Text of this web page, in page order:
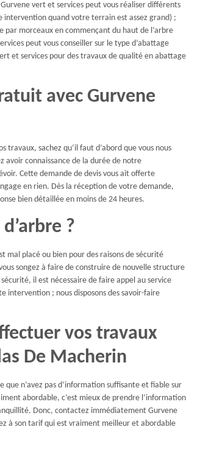
vert et services peut vous réaliser différents
intervention quand votre terrain est assez grand) ;
morceaux en commençant du haut de l’arbre
peut vous conseiller sur le type d’abattage
et services pour des travaux de qualité en abattage
avec Gurvene
sachez qu’il faut d’abord que vous nous
avoir connaissance de la durée de notre
Cette demande de devis vous ait offerte
en rien. Dès la réception de votre demande,
bien détaillée en moins de 24 heures.
?
mal placé ou bien pour des raisons de sécurité
songez à faire de construire de nouvelle structure
il est nécessaire de faire appel au service
intervention ; nous disposons des savoir-faire
vos travaux
De Macherin
que n’avez pas d’information suffisante et fiable sur
abordable, c’est mieux de prendre l’information
Donc, contactez immédiatement Gurvene
à son tarif qui est vraiment meilleur et abordable